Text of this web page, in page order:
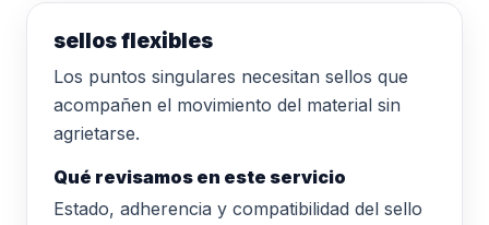
sellos flexibles
Los puntos singulares necesitan sellos que
acompañen el movimiento del material sin
agrietarse.
Qué revisamos en este servicio
Estado, adherencia y compatibilidad del sello